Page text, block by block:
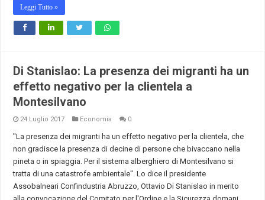
Leggi Tutto »
Di Stanislao: La presenza dei migranti ha un
effetto negativo per la clientela a
Montesilvano
24 Luglio 2017 Economia 0
''La presenza dei migranti ha un effetto negativo per la clientela, che
non gradisce la presenza di decine di persone che bivaccano nella
pineta o in spiaggia. Per il sistema alberghiero di Montesilvano si
tratta di una catastrofe ambientale''. Lo dice il presidente
Assobalneari Confindustria Abruzzo, Ottavio Di Stanislao in merito